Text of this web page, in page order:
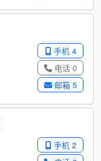
手机 4
电话 0
邮箱 5
手机 2